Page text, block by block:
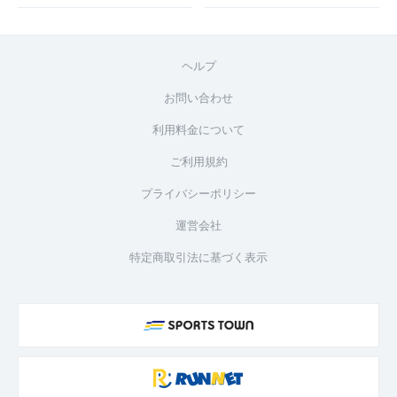
ヘルプ
お問い合わせ
利用料金について
ご利用規約
プライバシーポリシー
運営会社
特定商取引法に基づく表示